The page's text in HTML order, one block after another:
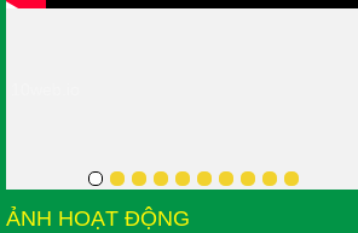
ẢNH HOẠT ĐỘNG